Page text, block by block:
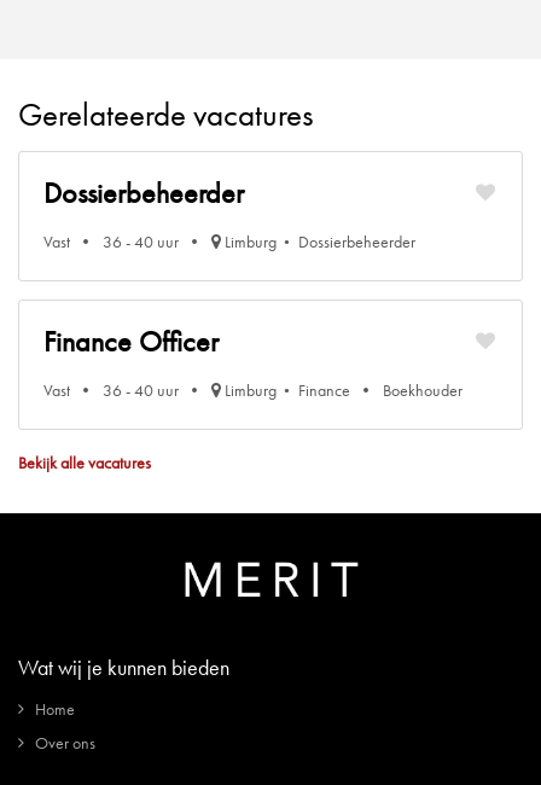
Gerelateerde vacatures
Dossierbeheerder
Vast 36 - 40 uur Limburg Dossierbeheerder
Finance Officer
Vast 36 - 40 uur Limburg Finance Boekhouder
Bekijk alle vacatures
Wat wij je kunnen bieden
Home
Over ons